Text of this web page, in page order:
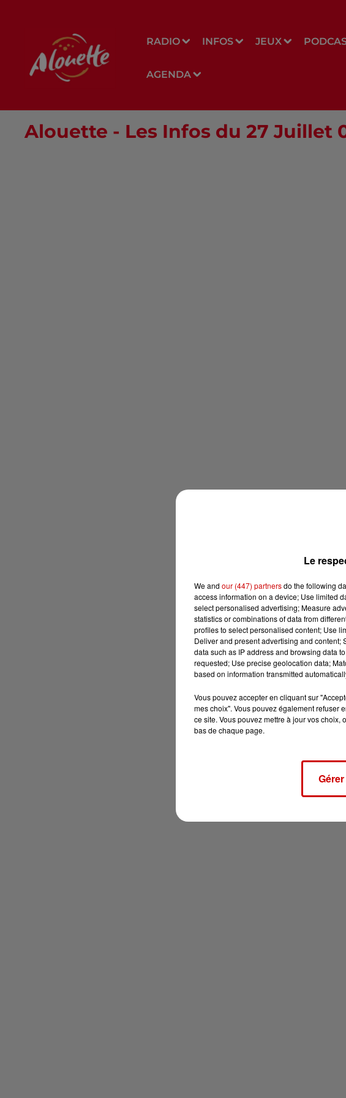
RADIO INFOS JEUX
AGENDA
Alouette - Les Infos du 27 Juillet
Le
We and our (447) partnersdo the following
access information on a device; Use limited
select personalised advertising; Measure
statistics or combinations of data from
profiles to select personalised content; Use
Deliver and present advertising and
data such as IP address and browsing data
requested; Use precise geolocation data;
based on information transmitted
Vous pouvez accepter en cliquant sur
mes choix". Vous pouvez également refuser
ce site. Vous pouvez mettre à jour vos
bas de chaque page.